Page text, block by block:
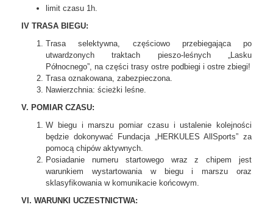
limit czasu 1h.
IV TRASA BIEGU:
Trasa selektywna, częściowo przebiegająca po
utwardzonych traktach pieszo-leśnych „Lasku
Północnego”, na części trasy ostre podbiegi i ostre zbiegi!
Trasa oznakowana, zabezpieczona.
Nawierzchnia: ścieżki leśne.
V. POMIAR CZASU:
W biegu i marszu pomiar czasu i ustalenie kolejności
będzie dokonywać Fundacja „HERKULES AllSports” za
pomocą chipów aktywnych.
Posiadanie numeru startowego wraz z chipem jest
warunkiem wystartowania w biegu i marszu oraz
sklasyfikowania w komunikacie końcowym.
VI. WARUNKI UCZESTNICTWA: